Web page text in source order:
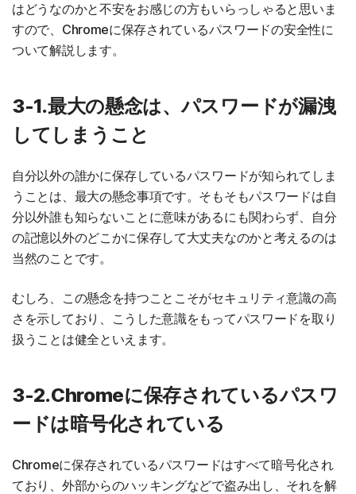
はどうなのかと不安をお感じの方もいらっしゃると思いま
すので、Chromeに保存されているパスワードの安全性に
ついて解説します。
3-1.最大の懸念は、パスワードが漏洩
してしまうこと
自分以外の誰かに保存しているパスワードが知られてしま
うことは、最大の懸念事項です。そもそもパスワードは自
分以外誰も知らないことに意味があるにも関わらず、自分
の記憶以外のどこかに保存して大丈夫なのかと考えるのは
当然のことです。
むしろ、この懸念を持つことこそがセキュリティ意識の高
さを示しており、こうした意識をもってパスワードを取り
扱うことは健全といえます。
3-2.Chromeに保存されているパスワ
ードは暗号化されている
Chromeに保存されているパスワードはすべて暗号化され
ており、外部からのハッキングなどで盗み出し、それを解